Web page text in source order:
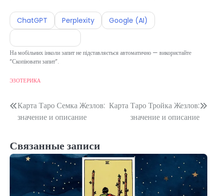
ChatGPT Perplexity
Google (AI)
На мобільних інколи запит не підставляється автоматично — використайте
“Скопіювати запит”.
ЭЗОТЕРИКА
Навигация
по
записям
Карта Таро Семка Жезлов:
значение и описание
Карта Таро Тройка Жезлов:
значение и описание
Связанные записи